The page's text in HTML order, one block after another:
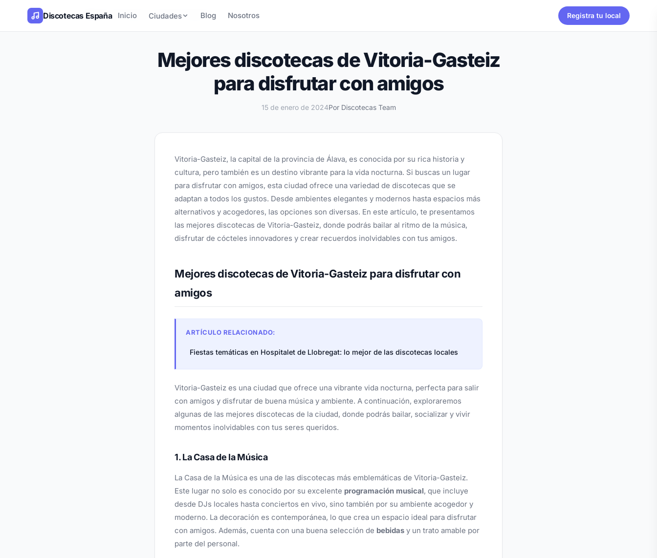
Discotecas España Inicio Ciudades Blog Nosotros Registra tu local
Inicio / Blog / Mejores discotecas de Vitoria-Gasteiz para disfrutar con amigos
Mejores discotecas de Vitoria-Gasteiz
para disfrutar con amigos
15 de enero de 2024Por Discotecas Team
Vitoria-Gasteiz, la capital de la provincia de Álava, es conocida por su rica historia y
cultura, pero también es un destino vibrante para la vida nocturna. Si buscas un lugar
para disfrutar con amigos, esta ciudad ofrece una variedad de discotecas que se
adaptan a todos los gustos. Desde ambientes elegantes y modernos hasta espacios más
alternativos y acogedores, las opciones son diversas. En este artículo, te presentamos
las mejores discotecas de Vitoria-Gasteiz, donde podrás bailar al ritmo de la música,
disfrutar de cócteles innovadores y crear recuerdos inolvidables con tus amigos.
Mejores discotecas de Vitoria-Gasteiz para disfrutar con
amigos
ARTÍCULO RELACIONADO:
Fiestas temáticas en Hospitalet de Llobregat: lo mejor de las discotecas locales
Vitoria-Gasteiz es una ciudad que ofrece una vibrante vida nocturna, perfecta para salir
con amigos y disfrutar de buena música y ambiente. A continuación, exploraremos
algunas de las mejores discotecas de la ciudad, donde podrás bailar, socializar y vivir
momentos inolvidables con tus seres queridos.
1. La Casa de la Música
La Casa de la Música es una de las discotecas más emblemáticas de Vitoria-Gasteiz.
Este lugar no solo es conocido por su excelente programación musical, que incluye
desde DJs locales hasta conciertos en vivo, sino también por su ambiente acogedor y
moderno. La decoración es contemporánea, lo que crea un espacio ideal para disfrutar
con amigos. Además, cuenta con una buena selección de bebidas y un trato amable por
parte del personal.